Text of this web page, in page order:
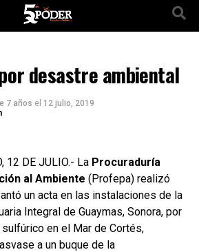
desastre ambiental
7 años el 12 julio, 2019
12 DE JULIO.- La Procuraduría
al Ambiente (Profepa) realizó
un acta en las instalaciones de la
Integral de Guaymas, Sonora, por
en el Mar de Cortés,
a un buque de la